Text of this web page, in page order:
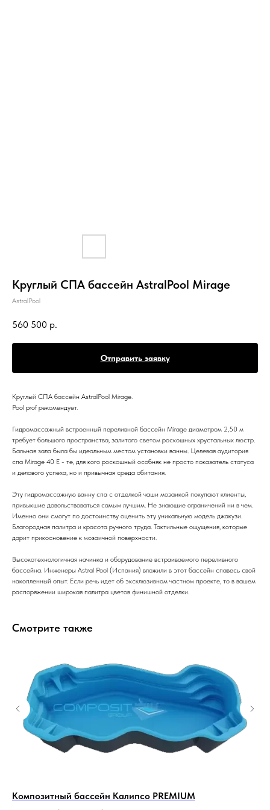
Круглый СПА бассейн AstralPool Mirage
AstralPool
560 500 р.
Отправить заявку
Круглый СПА бассейн AstralPool Mirage.
Pool prof рекомендует.
Гидромассажный встроенный переливной бассейн Mirage диаметром 2,50 м
требует большого пространства, залитого светом роскошных хрустальных люстр.
Бальная зала была бы идеальным местом установки ванны. Целевая аудитория
спа Mirage 40 E - те, для кого роскошный особняк не просто показатель статуса
и делового успеха, но и привычная среда обитания.
Эту гидромассажную ванну спа с отделкой чаши мозаикой покупают клиенты,
привыкшие довольствоваться самым лучшим. Не знающие ограничений ни в чем.
Именно они смогут по достоинству оценить эту уникальную модель джакузи.
Благородная палитра и красота ручного труда. Тактильные ощущения, которые
дарит прикосновение к мозаичной поверхности.
Высокотехнологичная начинка и оборудование встраиваемого переливного
бассейна. Инженеры Astral Pool (Испания) вложили в этот бассейн спавесь свой
накопленный опыт. Если речь идет об эксклюзивном частном проекте, то в вашем
распоряжении широкая палитра цветов финишной отделки.
Смотрите также
Композитный бассейн Калипсо PREMIUM